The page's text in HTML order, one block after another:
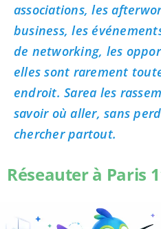
associations, les
business, les
de networking, les
elles sont rarement
endroit. Sarea les
savoir où aller, sans
chercher partout.
Réseauter à Paris